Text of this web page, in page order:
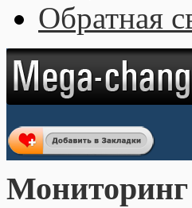
Обратная